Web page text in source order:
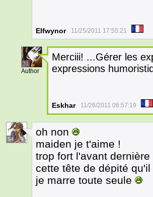
Elfwynor 11/25/2011 17:55:21
31
Author
Merciii! ...Gérer les
expressions
Eskhar 11/26/2011 06:57:19
54
oh non
maiden je t'aime !
trop fort l'avant dernière
cette tête de dépité qu'il
je marre toute seule